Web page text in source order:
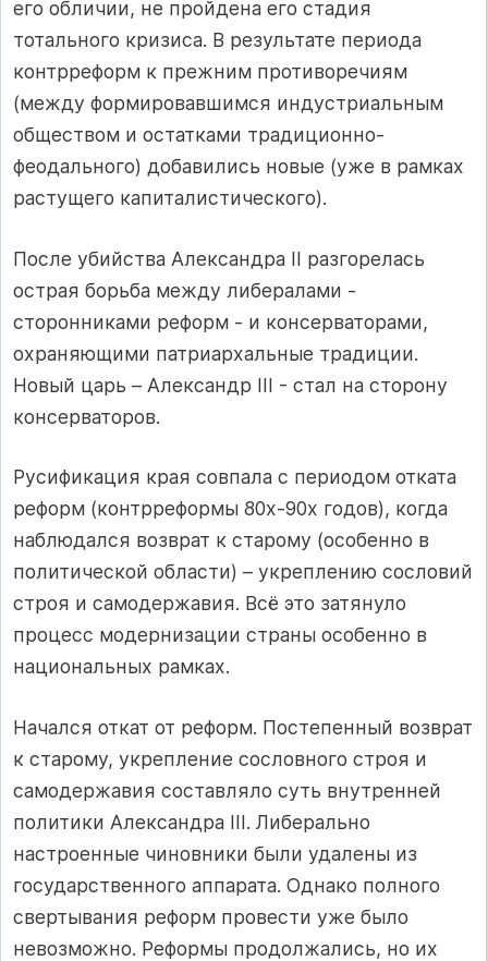
его обличии, не пройдена его стадия
тотального кризиса. В результате периода
контрреформ к прежним противоречиям
(между формировавшимся индустриальным
обществом и остатками традиционно-
феодального) добавились новые (уже в рамках
растущего капиталистического).
После убийства Александра II разгорелась
острая борьба между либералами -
сторонниками реформ - и консерваторами,
охраняющими патриархальные традиции.
Новый царь – Александр III - стал на сторону
консерваторов.
Русификация края совпала с периодом отката
реформ (контрреформы 80х-90х годов), когда
наблюдался возврат к старому (особенно в
политической области) – укреплению сословий
строя и самодержавия. Всё это затянуло
процесс модернизации страны особенно в
национальных рамках.
Начался откат от реформ. Постепенный возврат
к старому, укрепление сословного строя и
самодержавия составляло суть внутренней
политики Александра III. Либерально
настроенные чиновники были удалены из
государственного аппарата. Однако полного
свертывания реформ провести уже было
невозможно. Реформы продолжались, но их